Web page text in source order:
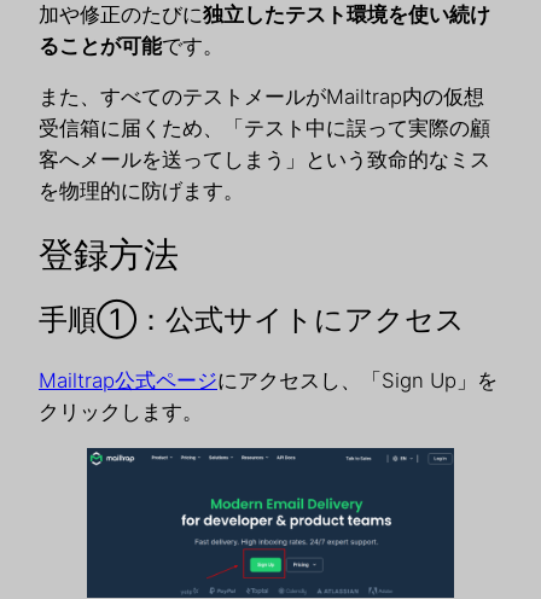
加や修正のたびに独立したテスト環境を使い続け
ることが可能です。
また、すべてのテストメールがMailtrap内の仮想
受信箱に届くため、「テスト中に誤って実際の顧
客へメールを送ってしまう」という致命的なミス
を物理的に防げます。
登録方法
手順①：公式サイトにアクセス
Mailtrap公式ページにアクセスし、「Sign Up」を
クリックします。